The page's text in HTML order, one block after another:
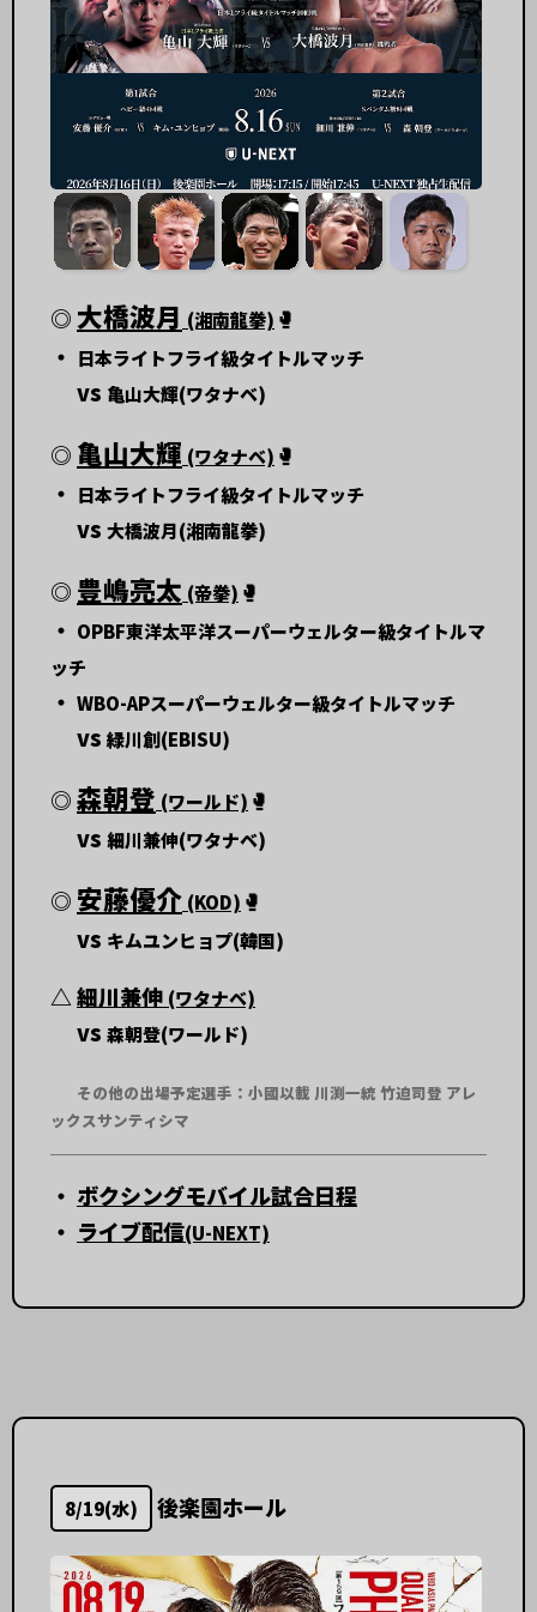
◎ 大橋波月 (湘南龍拳) 🥊
・ 日本ライトフライ級タイトルマッチ
vs 亀山大輝(ワタナベ)
◎ 亀山大輝 (ワタナベ) 🥊
・ 日本ライトフライ級タイトルマッチ
vs 大橋波月(湘南龍拳)
◎ 豊嶋亮太 (帝拳) 🥊
・ OPBF東洋太平洋スーパーウェルター級タイトルマ
ッチ
・ WBO-APスーパーウェルター級タイトルマッチ
vs 緑川創(EBISU)
◎森朝登 (ワールド) 🥊
vs 細川兼伸(ワタナベ)
◎ 安藤優介 (KOD) 🥊
vs キムユンヒョプ(韓国)
△細川兼伸 (ワタナベ)
vs 森朝登(ワールド)
その他の出場予定選手：小國以載 川渕一統 竹迫司登 アレ
ックスサンティシマ
・ ボクシングモバイル試合日程
・ ライブ配信(U-NEXT)
8/19(水) 後楽園ホール